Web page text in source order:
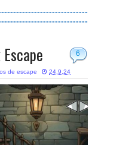
6
de escape 24.9.24